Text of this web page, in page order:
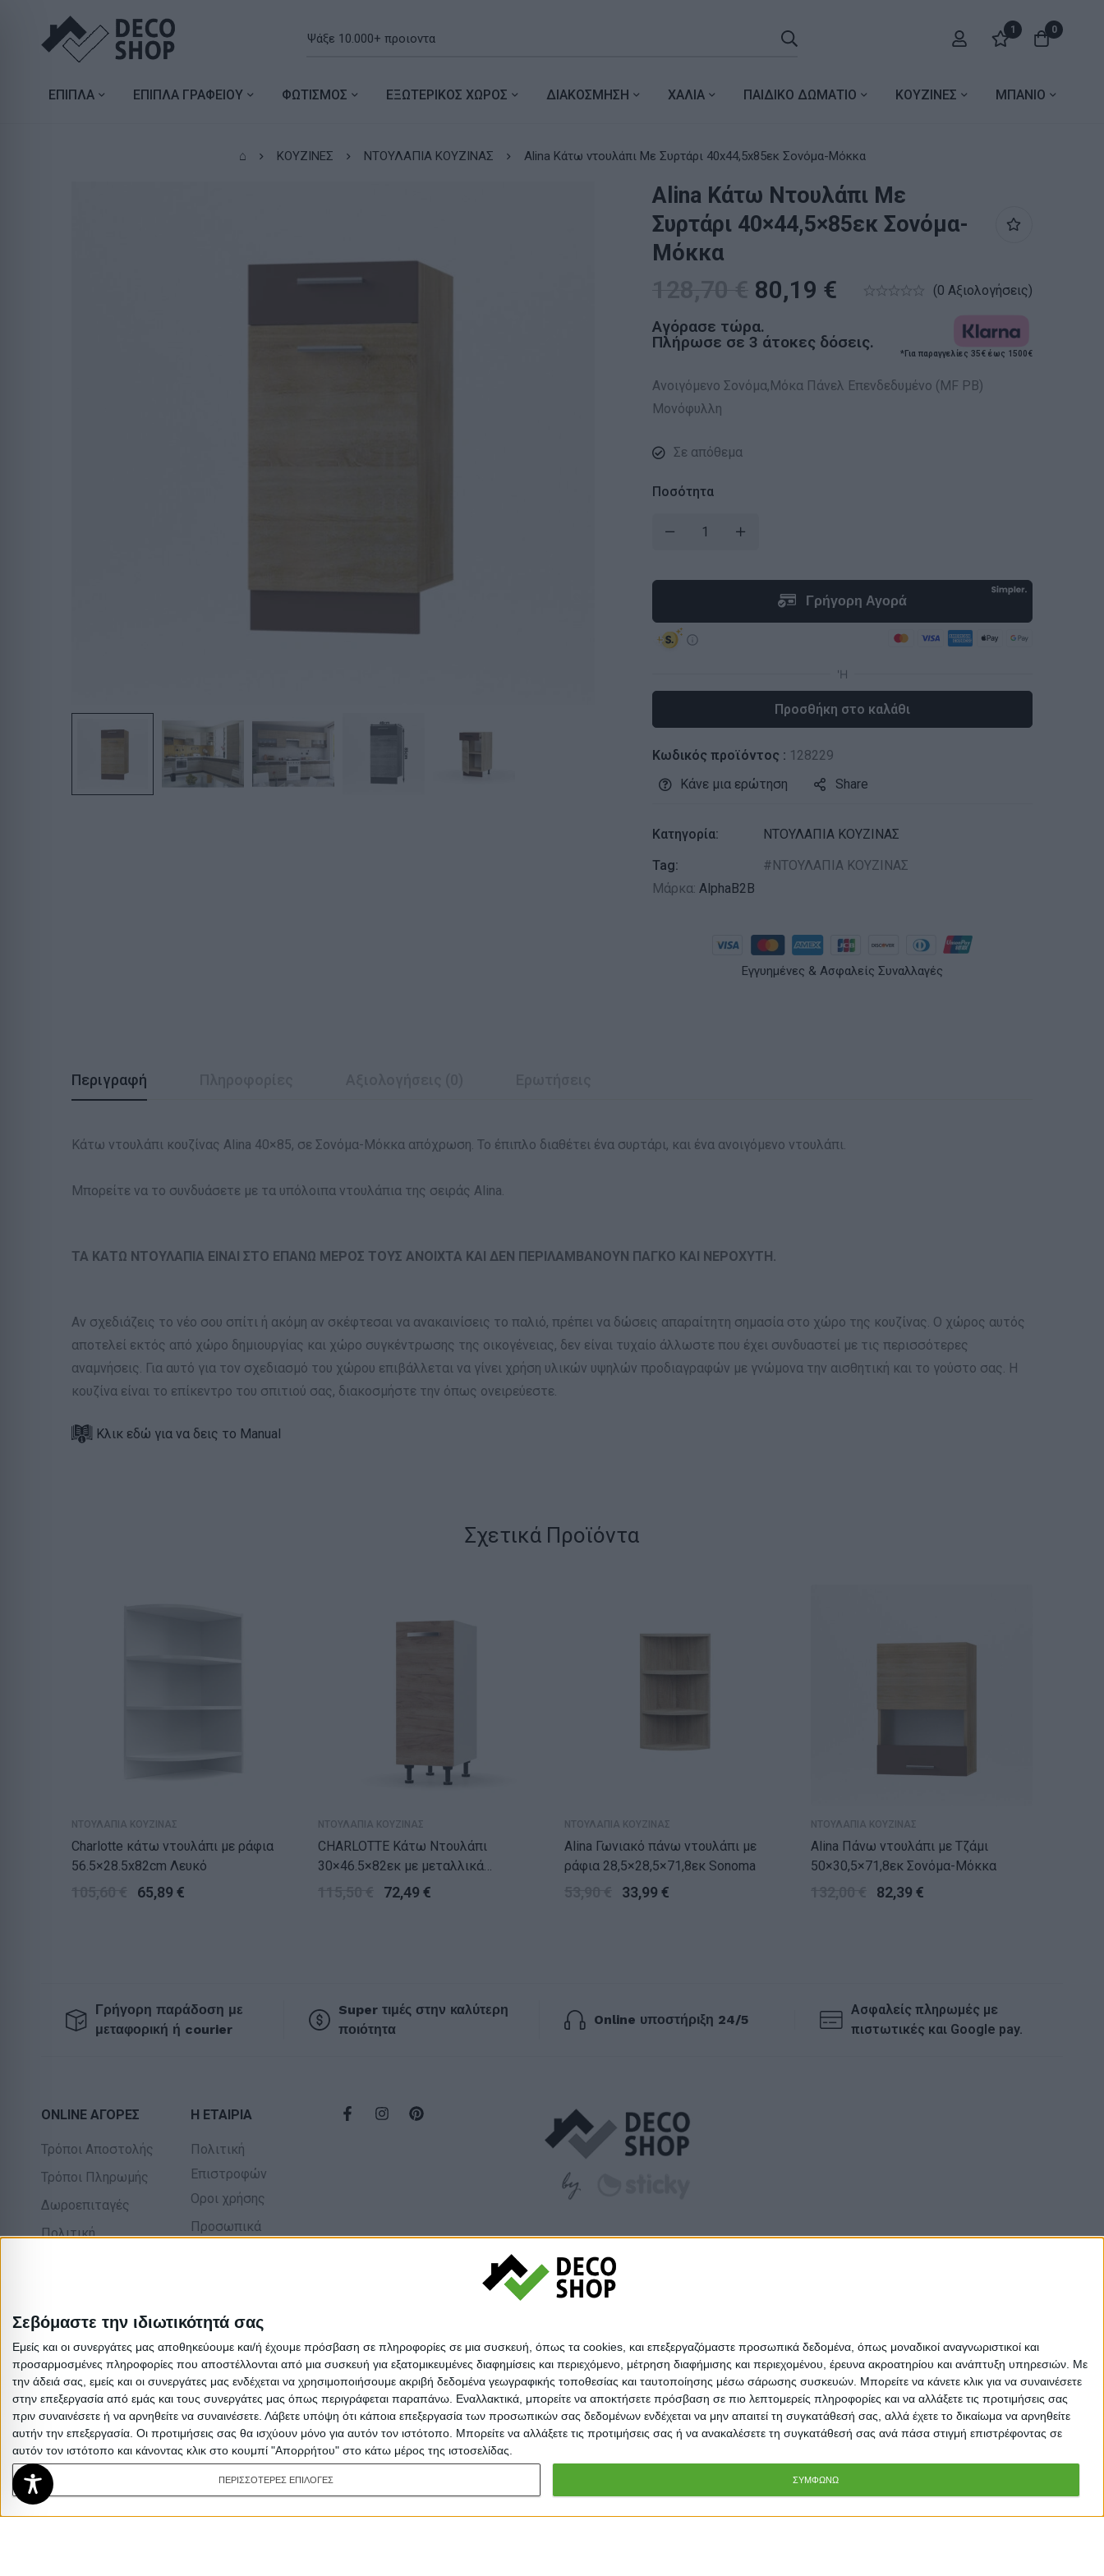
Σεβόμαστε την ιδιωτικότητά σας
Εμείς και οι συνεργάτες μας αποθηκεύουμε και/ή έχουμε πρόσβαση σε πληροφορίες σε μια συσκευή, όπως τα cookies, και επεξεργαζόμαστε προσωπικά δεδομένα, όπως μοναδικοί αναγνωριστικοί και
προσαρμοσμένες πληροφορίες που αποστέλλονται από μια συσκευή για εξατομικευμένες διαφημίσεις και περιεχόμενο, μέτρηση διαφήμισης και περιεχομένου, έρευνα ακροατηρίου και ανάπτυξη υπηρεσιών. Με
την άδειά σας, εμείς και οι συνεργάτες μας ενδέχεται να χρησιμοποιήσουμε ακριβή δεδομένα γεωγραφικής τοποθεσίας και ταυτοποίησης μέσω σάρωσης συσκευών. Μπορείτε να κάνετε κλικ για να συναινέσετε
στην επεξεργασία από εμάς και τους συνεργάτες μας όπως περιγράφεται παραπάνω. Εναλλακτικά, μπορείτε να αποκτήσετε πρόσβαση σε πιο λεπτομερείς πληροφορίες και να αλλάξετε τις προτιμήσεις σας
πριν συναινέσετε ή να αρνηθείτε να συναινέσετε. Λάβετε υπόψη ότι κάποια επεξεργασία των προσωπικών σας δεδομένων ενδέχεται να μην απαιτεί τη συγκατάθεσή σας, αλλά έχετε το δικαίωμα να αρνηθείτε
αυτήν την επεξεργασία. Οι προτιμήσεις σας θα ισχύουν μόνο για αυτόν τον ιστότοπο. Μπορείτε να αλλάξετε τις προτιμήσεις σας ή να ανακαλέσετε τη συγκατάθεσή σας ανά πάσα στιγμή επιστρέφοντας σε
αυτόν τον ιστότοπο και κάνοντας κλικ στο κουμπί "Απορρήτου" στο κάτω μέρος της ιστοσελίδας.
ΠΕΡΙΣΣΟΤΕΡΕΣ ΕΠΙΛΟΓΕΣ ΣΥΜΦΩΝΩ
1 0
ΕΠΙΠΛΑ ΕΠΙΠΛΑ ΓΡΑΦΕΙΟΥ ΦΩΤΙΣΜΟΣ ΕΞΩΤΕΡΙΚΟΣ ΧΩΡΟΣ ΔΙΑΚΟΣΜΗΣΗ ΧΑΛΙΑ ΠΑΙΔΙΚΟ ΔΩΜΑΤΙΟ ΚΟΥΖΙΝΕΣ ΜΠΑΝΙΟ
⌂ ΚΟΥΖΙΝΕΣ ΝΤΟΥΛΑΠΙΑ ΚΟΥΖΙΝΑΣ Alina Κάτω ντουλάπι Με Συρτάρι 40x44,5x85εκ Σονόμα-Μόκκα
Alina Κάτω Ντουλάπι Με
Συρτάρι 40×44,5×85εκ Σονόμα-
Μόκκα
80,19 € (0 Αξιολογήσεις)
Αγόρασε τώρα.
Πλήρωσε σε 3 άτοκες δόσεις.
*Για παραγγελίες 35€ έως 1500€
Ανοιγόμενο Σονόμα,Μόκα Πάνελ Επενδεδυμένο (MF PB)
Μονόφυλλη
Σε απόθεμα
Ποσότητα
Προσθήκη στο καλάθι
Κωδικός προϊόντος : 128229
Κάνε μια ερώτηση
Share
Κατηγορία:
ΝΤΟΥΛΑΠΙΑ ΚΟΥΖΙΝΑΣ
Tag:
ΝΤΟΥΛΑΠΙΑ ΚΟΥΖΙΝΑΣ
Μάρκα: AlphaB2B
Εγγυημένες & Ασφαλείς Συναλλαγές
Περιγραφή
Κάτω ντουλάπι κουζίνας Alina 40×85, σε Σονόμα-Μόκκα απόχρωση. Το έπιπλο διαθέτει ένα συρτάρι, και ένα ανοιγόμενο ντουλάπι.
Μπορείτε να το συνδυάσετε με τα υπόλοιπα ντουλάπια της σειράς Alina.
ΤΑ ΚΑΤΩ ΝΤΟΥΛΑΠΙΑ ΕΙΝΑΙ ΣΤΟ ΕΠΑΝΩ ΜΕΡΟΣ ΤΟΥΣ ΑΝΟΙΧΤΑ ΚΑΙ ΔΕΝ ΠΕΡΙΛΑΜΒΑΝΟΥΝ ΠΑΓΚΟ ΚΑΙ ΝΕΡΟΧΥΤΗ.
Αν σχεδιάζεις το νέο σου σπίτι ή ακόμη αν σκέφτεσαι να ανακαινίσεις το παλιό, πρέπει να δώσεις απαραίτητη σημασία στο χώρο της κουζίνας. Ο χώρος αυτός
αποτελεί εκτός από χώρο δημιουργίας και χώρο συγκέντρωσης της οικογένειας, δεν είναι τυχαίο άλλωστε που έχει συνδυαστεί με τις περισσότερες
αναμνήσεις. Για αυτό για τον σχεδιασμό του χώρου επιβάλλεται να γίνει χρήση υλικών υψηλών προδιαγραφών με γνώμονα την αισθητική και το γούστο σας. Η
κουζίνα είναι το επίκεντρο του σπιτιού σας, διακοσμήστε την όπως ονειρεύεστε.
Κλικ εδώ για να δεις το Manual
Σχετικά Προϊόντα
ΝΤΟΥΛΑΠΙΑ ΚΟΥΖΙΝΑΣ
Charlotte κάτω ντουλάπι με ράφια
56.5×28.5x82cm Λευκό
65,89 €
ΝΤΟΥΛΑΠΙΑ ΚΟΥΖΙΝΑΣ
CHARLOTTE Κάτω Ντουλάπι
30×46.5×82εκ με μεταλλικά
χερούλια Χρυσό Δρυς
72,49 €
ΝΤΟΥΛΑΠΙΑ ΚΟΥΖΙΝΑΣ
Alina Γωνιακό πάνω ντουλάπι με
ράφια 28,5×28,5×71,8εκ Sonoma
33,99 €
ΝΤΟΥΛΑΠΙΑ ΚΟΥΖΙΝΑΣ
Alina Πάνω ντουλάπι με Τζάμι
50×30,5×71,8εκ Σονόμα-Μόκκα
82,39 €
Γρήγορη παράδοση με
μεταφορική ή courier
Super τιμές στην καλύτερη
ποιότητα
Online υποστήριξη 24/5
Ασφαλείς πληρωμές με
πιστωτικές και Google pay.
ONLINE ΑΓΟΡΕΣ
Τρόποι Αποστολής
Τρόποι Πληρωμής
Δωροεπιταγές
Πολιτική
Η ΕΤΑΙΡΙΑ
Πολιτική
Επιστροφών
Οροι χρήσης
Προσωπικά
© Decoshop 2024